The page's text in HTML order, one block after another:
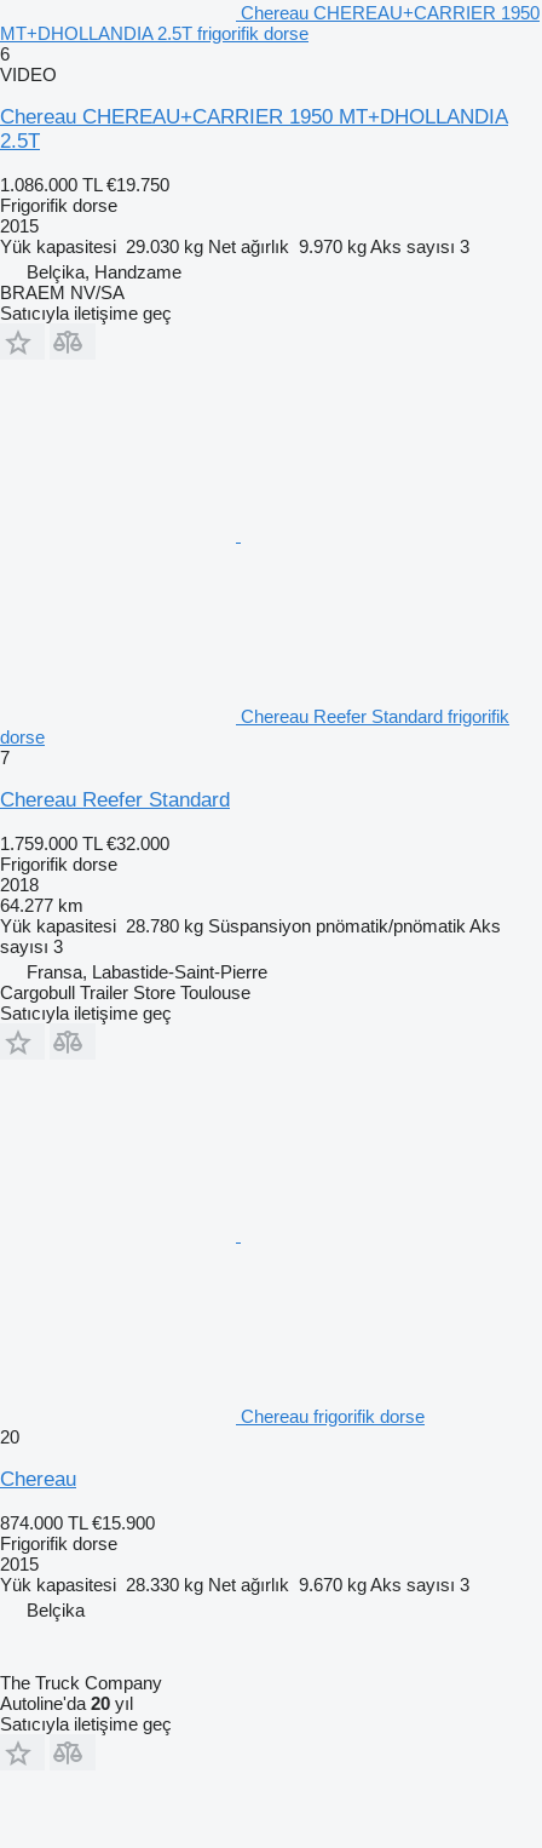
Chereau CHEREAU+CARRIER 1950
MT+DHOLLANDIA 2.5T frigorifik dorse
6
VIDEO
Chereau CHEREAU+CARRIER 1950 MT+DHOLLANDIA
2.5T
1.086.000 TL €19.750
Frigorifik dorse
2015
Yük kapasitesi 29.030 kg Net ağırlık 9.970 kgAks sayısı 3
Belçika, Handzame
BRAEM NV/SA
Satıcıyla iletişime geç
Chereau Reefer Standard frigorifik
dorse
7
Chereau Reefer Standard
1.759.000 TL €32.000
Frigorifik dorse
2018
64.277 km
Yük kapasitesi 28.780 kg Süspansiyon pnömatik/pnömatik Aks
sayısı 3
Fransa, Labastide-Saint-Pierre
Cargobull Trailer Store Toulouse
Satıcıyla iletişime geç
Chereau frigorifik dorse
20
Chereau
874.000 TL €15.900
Frigorifik dorse
2015
Yük kapasitesi 28.330 kg Net ağırlık 9.670 kgAks sayısı 3
Belçika
The Truck Company
Autoline'da 20 yıl
Satıcıyla iletişime geç